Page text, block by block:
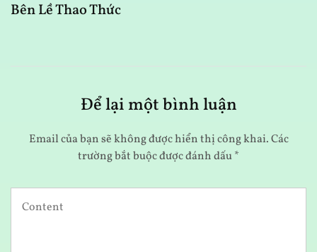
Bên Lề Thao Thức
Để lại một bình luận
Email của bạn sẽ không được hiển thị công khai.Các
trường bắt buộc được đánh dấu*